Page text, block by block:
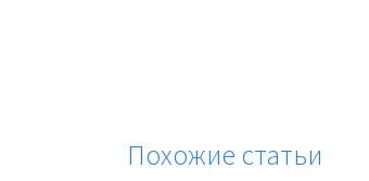
Похожие статьи